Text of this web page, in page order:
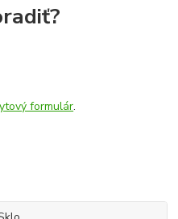
formulár.